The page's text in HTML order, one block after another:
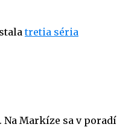
tretia séria
Markíze sa v poradí